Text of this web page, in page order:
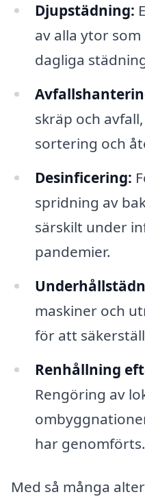
Djupstädning:
av alla ytor
dagliga
skräp och
sortering och
Desinficering:
spridning av
särskilt under
pandemier.
maskiner och
för att
Renhållning
Rengöring av
har genomförts.
Med så många